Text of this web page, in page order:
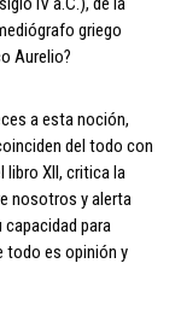
griego
Aurelio?
a esta noción,
del todo con
libro XII, critica la
nosotros y alerta
capacidad para
todo es opinión y